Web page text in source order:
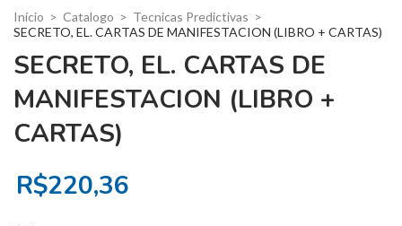
Início > Catalogo > Tecnicas Predictivas >
SECRETO, EL. CARTAS DE MANIFESTACION (LIBRO + CARTAS)
SECRETO, EL. CARTAS DE
MANIFESTACION (LIBRO +
CARTAS)
R$220,36